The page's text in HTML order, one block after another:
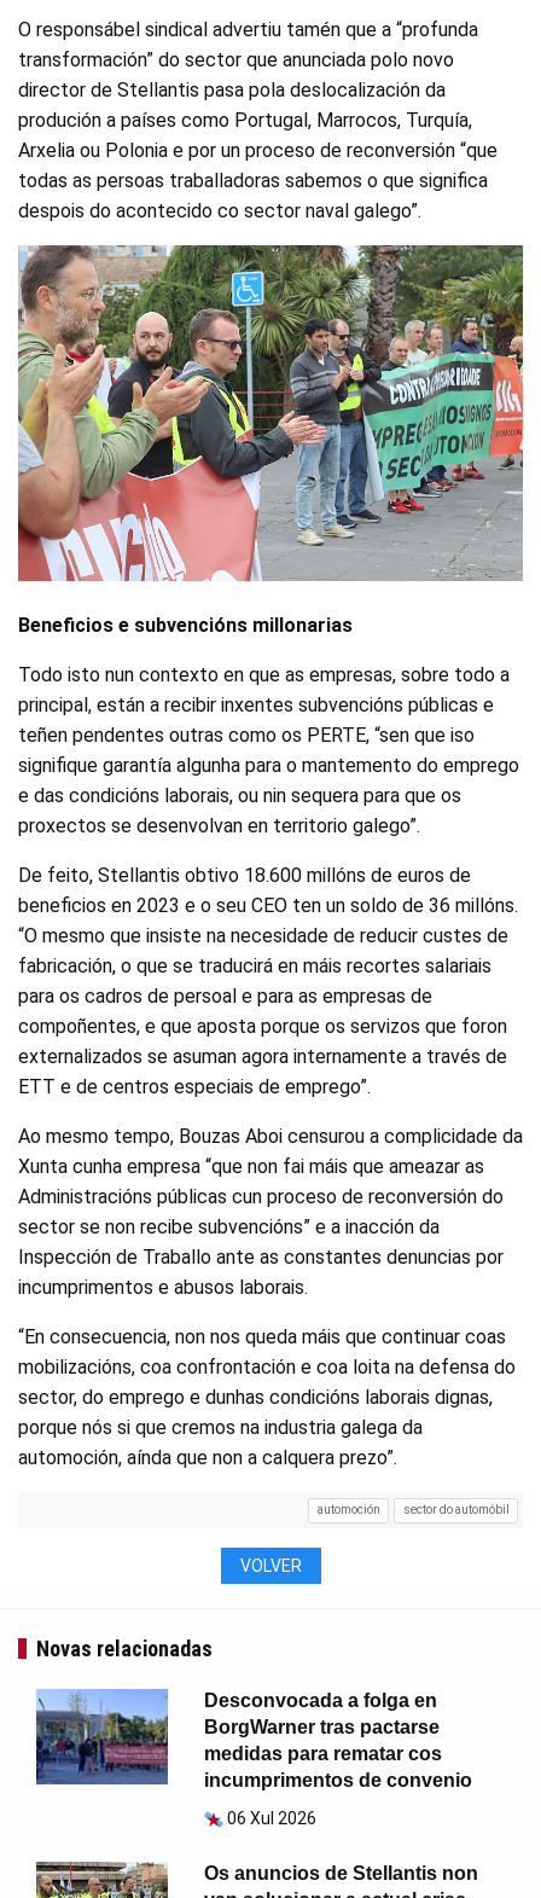
O responsábel sindical advertiu tamén que a “profunda
transformación” do sector que anunciada polo novo
director de Stellantis pasa pola deslocalización da
produción a países como Portugal, Marrocos, Turquía,
Arxelia ou Polonia e por un proceso de reconversión “que
todas as persoas traballadoras sabemos o que significa
despois do acontecido co sector naval galego”.
Beneficios e subvencións millonarias
Todo isto nun contexto en que as empresas, sobre todo a
principal, están a recibir inxentes subvencións públicas e
teñen pendentes outras como os PERTE, “sen que iso
signifique garantía algunha para o mantemento do emprego
e das condicións laborais, ou nin sequera para que os
proxectos se desenvolvan en territorio galego”.
De feito, Stellantis obtivo 18.600 millóns de euros de
beneficios en 2023 e o seu CEO ten un soldo de 36 millóns.
“O mesmo que insiste na necesidade de reducir custes de
fabricación, o que se traducirá en máis recortes salariais
para os cadros de persoal e para as empresas de
compoñentes, e que aposta porque os servizos que foron
externalizados se asuman agora internamente a través de
ETT e de centros especiais de emprego”.
Ao mesmo tempo, Bouzas Aboi censurou a complicidade da
Xunta cunha empresa “que non fai máis que ameazar as
Administracións públicas cun proceso de reconversión do
sector se non recibe subvencións” e a inacción da
Inspección de Traballo ante as constantes denuncias por
incumprimentos e abusos laborais.
“En consecuencia, non nos queda máis que continuar coas
mobilizacións, coa confrontación e coa loita na defensa do
sector, do emprego e dunhas condicións laborais dignas,
porque nós si que cremos na industria galega da
automoción, aínda que non a calquera prezo”.
automoción sector do automóbil
VOLVER
Novas relacionadas
Desconvocada a folga en
BorgWarner tras pactarse
medidas para rematar cos
incumprimentos de convenio
06 Xul 2026
Os anuncios de Stellantis non